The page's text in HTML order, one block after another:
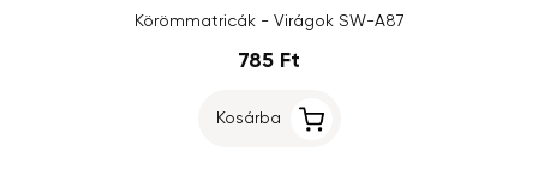
Körömmatricák - Virágok SW-A87
785 Ft
Kosárba